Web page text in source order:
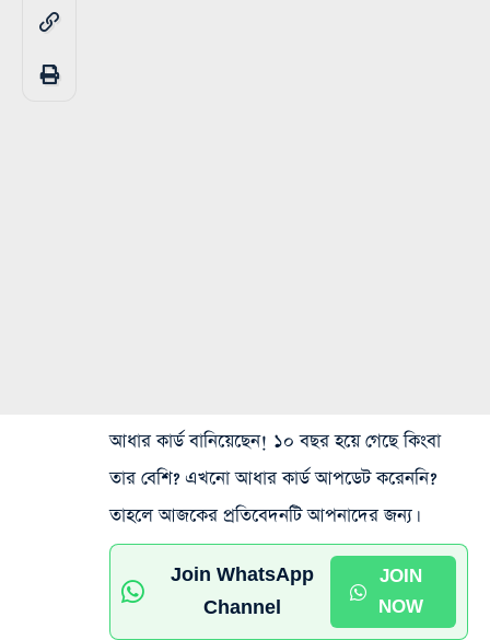
আধার কার্ড বানিয়েছেন! ১০ বছর হয়ে গেছে কিংবা
তার বেশি? এখনো আধার কার্ড আপডেট করেননি?
তাহলে আজকের প্রতিবেদনটি আপনাদের জন্য।
Join WhatsApp
Channel
JOIN
NOW